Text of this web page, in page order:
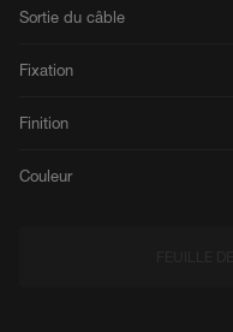
Sortie du câble
Fixation
Finition
Couleur